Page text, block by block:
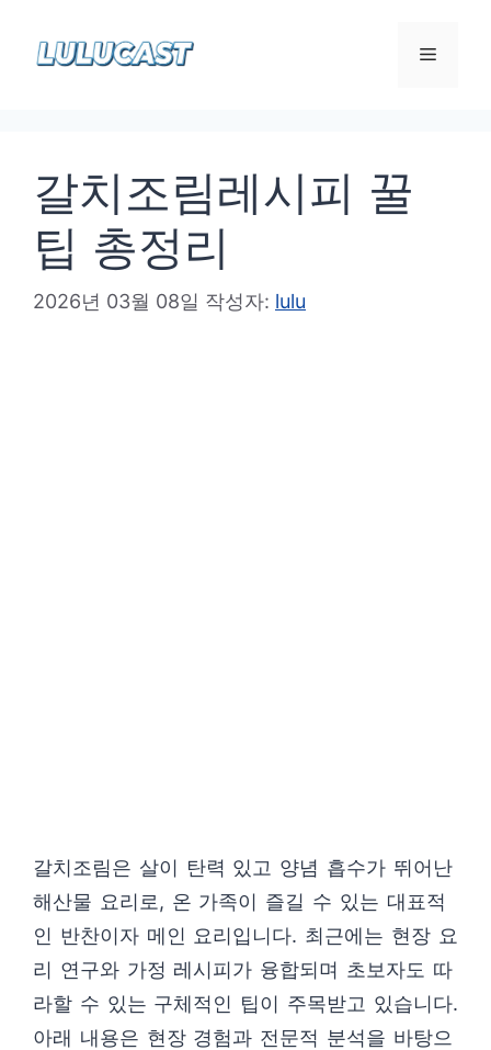
메
갈치조림레시피 꿀
팁 총정리
2026년 03월 08일 작성자: lulu
갈치조림은 살이 탄력 있고 양념 흡수가 뛰어난
해산물 요리로, 온 가족이 즐길 수 있는 대표적
인 반찬이자 메인 요리입니다. 최근에는 현장 요
리 연구와 가정 레시피가 융합되며 초보자도 따
라할 수 있는 구체적인 팁이 주목받고 있습니다.
아래 내용은 현장 경험과 전문적 분석을 바탕으